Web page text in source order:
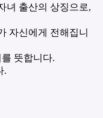
녀 출산의 상징으로,
자신에게 전해집니
뜻합니다.
.